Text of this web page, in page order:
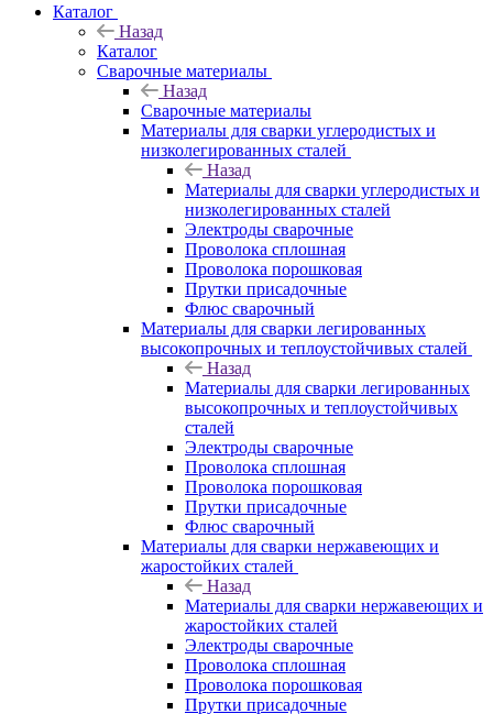
Каталог
Назад
Каталог
Сварочные материалы
Назад
Сварочные материалы
Материалы для сварки углеродистых и
низколегированных сталей
Назад
Материалы для сварки углеродистых и
низколегированных сталей
Электроды сварочные
Проволока сплошная
Проволока порошковая
Прутки присадочные
Флюс сварочный
Материалы для сварки легированных
высокопрочных и теплоустойчивых сталей
Назад
Материалы для сварки легированных
высокопрочных и теплоустойчивых
сталей
Электроды сварочные
Проволока сплошная
Проволока порошковая
Прутки присадочные
Флюс сварочный
Материалы для сварки нержавеющих и
жаростойких сталей
Назад
Материалы для сварки нержавеющих и
жаростойких сталей
Электроды сварочные
Проволока сплошная
Проволока порошковая
Прутки присадочные